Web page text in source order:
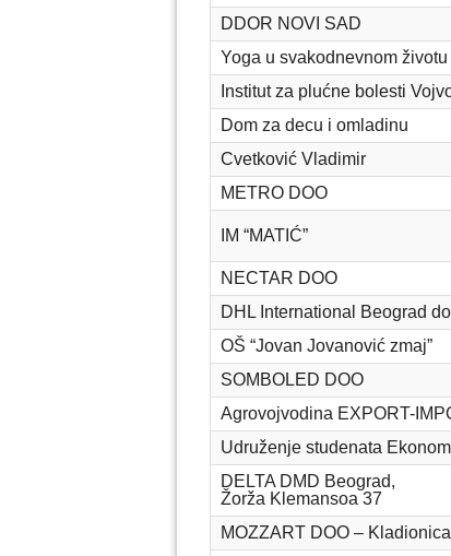
DDOR NOVI SAD
Yoga u svakodnevnom životu
Institut za plućne bolesti
Dom za decu i omladinu
Cvetković Vladimir
METRO DOO
IM “MATIĆ”
NECTAR DOO
DHL International Beograd
OŠ “Jovan Jovanović zmaj”
SOMBOLED DOO
Agrovojvodina EXPORT-
Udruženje studenata
DELTA DMD Beograd,
Žorža Klemansoa 37
MOZZART DOO – Kladionica